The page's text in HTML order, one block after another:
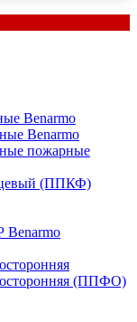
Benarmo
Benarmo
пожарные
(ППКФ)
(ППФО)